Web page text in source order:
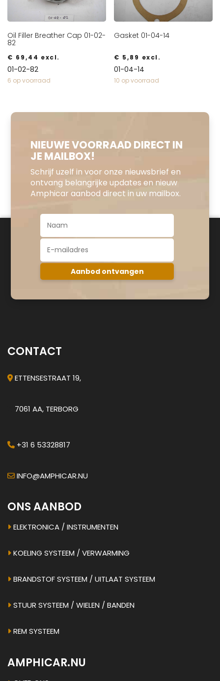
Oil Filler Breather Cap 01-02-
82
€ 69,44 excl.
01-02-82
6 op voorraad
Gasket 01-04-14
€ 5,89 excl.
01-04-14
10 op voorraad
NIEUWE VOORRAAD DIRECT IN
JE MAILBOX!
Schrijf uzelf in voor onze nieuwsbrief en
ontvang belangrijke updates en nieuw
Amphicar aanbod direct in uw mailbox.
CONTACT
ETTENSESTRAAT 19,
7061 AA, TERBORG
+31 6 53328817
INFO@AMPHICAR.NU
ONS AANBOD
ELEKTRONICA / INSTRUMENTEN
KOELING SYSTEEM / VERWARMING
BRANDSTOF SYSTEEM / UITLAAT SYSTEEM
STUUR SYSTEEM / WIELEN / BANDEN
REM SYSTEEM
AMPHICAR.NU